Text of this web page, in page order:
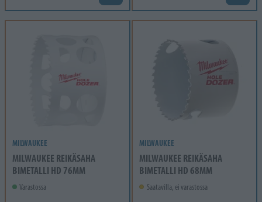
MILWAUKEE
MILWAUKEE REIKÄSAHA
BIMETALLI HD 76MM
Varastossa
MILWAUKEE
MILWAUKEE REIKÄSAHA
BIMETALLI HD 68MM
Saatavilla, ei varastossa